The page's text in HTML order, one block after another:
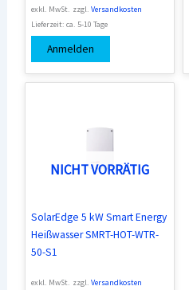
exkl. MwSt. zzgl.Versandkosten
Lieferzeit:ca. 5-10 Tage
Anmelden
NICHT VORRÄTIG
SolarEdge 5 kW Smart Energy
Heißwasser SMRT-HOT-WTR-
50-S1
exkl. MwSt. zzgl.Versandkosten